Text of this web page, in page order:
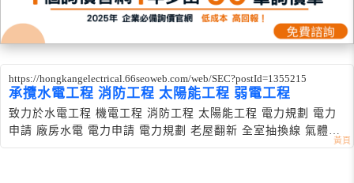
https://hongkangelectrical.66seoweb.com/web/SEC?postId=1355215
承攬水電工程 消防工程 太陽能工程 弱電工程
致力於水電工程 機電工程 消防工程 太陽能工程 電力規劃 電力
申請 廠房水電 電力申請 電力規劃 老屋翻新 全室抽換線 氣體燃
料導